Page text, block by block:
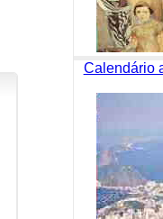
Calendário